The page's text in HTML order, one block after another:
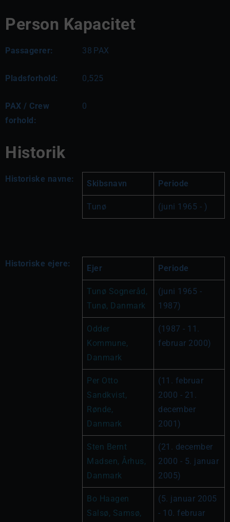
Person Kapacitet
Passagerer: 38 PAX
Pladsforhold: 0,525
PAX / Crew
forhold:
0
Historik
Historiske navne: Skibsnavn Periode
Tunø (juni 1965 - )
Historiske ejere: Ejer Periode
Tunø Sogneråd,
Tunø, Danmark
(juni 1965 -
1987)
Odder
Kommune,
Danmark
(1987 - 11.
februar 2000)
Per Otto
Sandkvist,
Rønde,
Danmark
(11. februar
2000 - 21.
december
2001)
Sten Bernt
Madsen, Århus,
Danmark
(21. december
2000 - 5. januar
2005)
Bo Haagen
Salsø, Samsø,
(5. januar 2005
- 10. februar